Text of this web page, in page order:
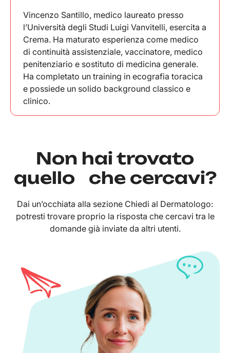
Vincenzo Santillo, medico laureato presso
l’Università degli Studi Luigi Vanvitelli, esercita a
Crema. Ha maturato esperienza come medico
di continuità assistenziale, vaccinatore, medico
penitenziario e sostituto di medicina generale.
Ha completato un training in ecografia toracica
e possiede un solido background classico e
clinico.
Non hai trovato
quello che cercavi?
Dai un’occhiata alla sezione Chiedi al Dermatologo:
potresti trovare proprio la risposta che cercavi tra le
domande già inviate da altri utenti.